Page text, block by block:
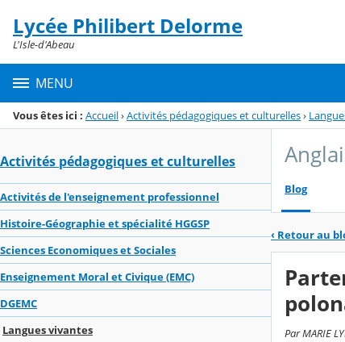
Menu de la rubrique
Contenu
Lycée Philibert Delorme
L'Isle-d'Abeau
MENU
Vous êtes ici : Accueil›Activités pédagogiques et culturelles›
Activités pédagogiques et culturelles
Activités de l'enseignement professionnel
Histoire-Géographie et spécialité HGGSP
Sciences Economiques et Sociales
Enseignement Moral et Civique (EMC)
DGEMC
Langues vivantes
Blog
‹ Retour au
Par MARIE